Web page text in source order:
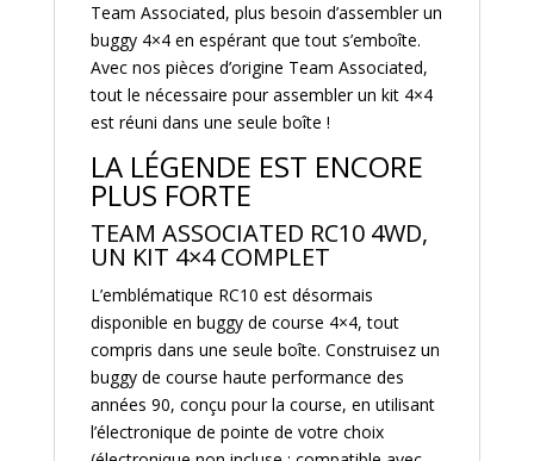
Team Associated, plus besoin d’assembler un
buggy 4×4 en espérant que tout s’emboîte.
Avec nos pièces d’origine Team Associated,
tout le nécessaire pour assembler un kit 4×4
est réuni dans une seule boîte !
LA LÉGENDE EST ENCORE
PLUS FORTE
TEAM ASSOCIATED RC10 4WD,
UN KIT 4×4 COMPLET
L’emblématique RC10 est désormais
disponible en buggy de course 4×4, tout
compris dans une seule boîte. Construisez un
buggy de course haute performance des
années 90, conçu pour la course, en utilisant
l’électronique de pointe de votre choix